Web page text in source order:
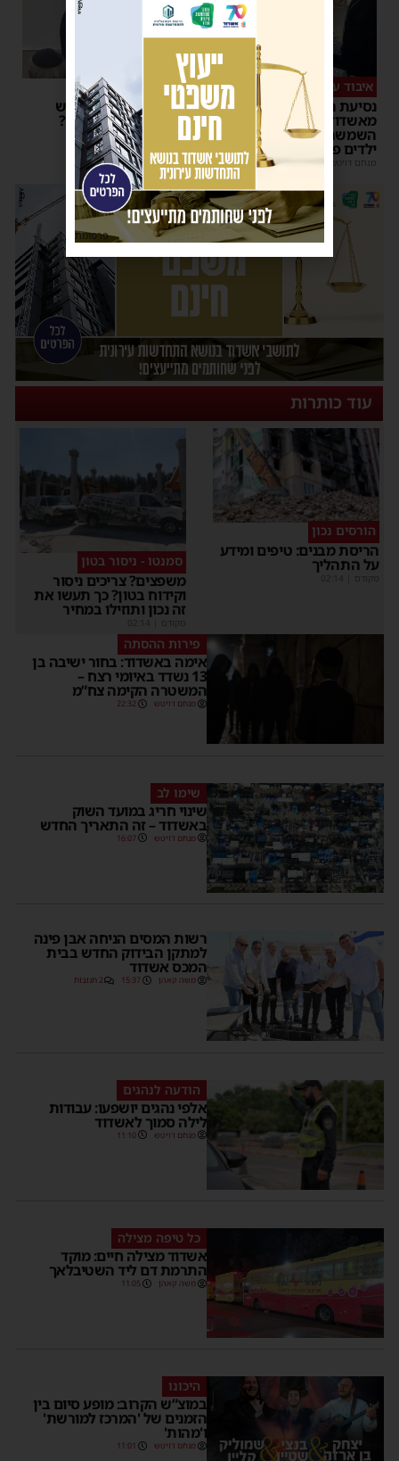
איבוד עשתונות
נסיעת האימים באוטובוס
מאשדוד: הנהג ניפץ את
השמשה לעיני הנוסעים –
ילדים פרצו בבכי
מנחם דויטש
צפו
על מה שוחחו מ"מ ראש
העיר והחיד"א אברג׳ל?
יוסי יחזקאלי |
23:37
עוד כותרות
הורסים נכון
הריסת מבנים: טיפים ומידע
על התהליך
מקודם
סמנטו - ניסור בטון
משפצים? צריכים ניסור
וקידוח בטון? כך תעשו את
זה נכון ותוזילו במחיר
מקודם
פירות ההסתה
אימה באשדוד: בחור ישיבה בן
13 נשדד באיומי רצח –
המשטרה הקימה צח”מ
מנחם דויטש 22:32
שימו לב
שינוי חריג במועד השוק
באשדוד – זה התאריך החדש
מנחם דויטש 16:07
רשות המסים הניחה אבן פינה
למתקן הבידוק החדש בבית
המכס אשדוד
משה קאהן 15:37 2 תגובות
הודעה לנהגים
אלפי נהגים יושפעו: עבודות
לילה סמוך לאשדוד
מנחם דויטש 11:10
כל טיפה מצילה
אשדוד מצילה חיים: מוקד
התרמת דם ליד השטיבלאך
משה קאהן 11:05
היכונו
במוצ”ש הקרוב: מופע סיום בין
הזמנים של 'המרכז למורשת'
ו'מהות'
מנחם דויטש 11:01
פרסומת